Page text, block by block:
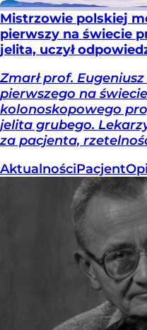
Mistrzowie polskiej
pierwszy na świecie
jelita, uczył
Zmarł prof.
pierwszego na
kolonoskopowego
jelita grubego.
za pacjenta,
AktualnościPacjent